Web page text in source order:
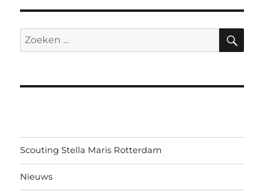
Zoeken
naar:
Scouting Stella Maris Rotterdam
Nieuws